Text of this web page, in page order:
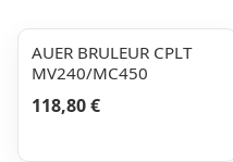
AUER BRULEUR CPLT
MV240/MC450
118,80 €